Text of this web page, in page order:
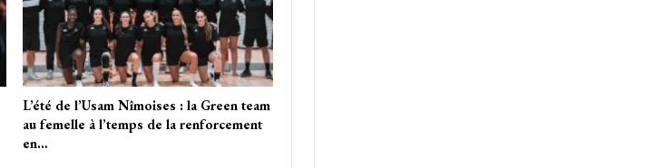
L’été de l’Usam Nîmoises : la Green team
au femelle à l’temps de la renforcement
en…